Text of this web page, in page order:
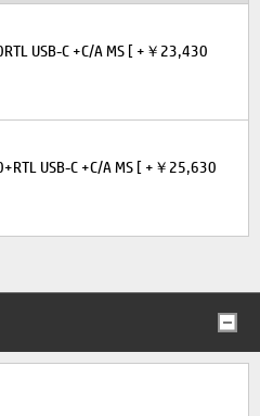
USB-C +C/A MS [ +￥23,430
USB-C +C/A MS [ +￥25,630